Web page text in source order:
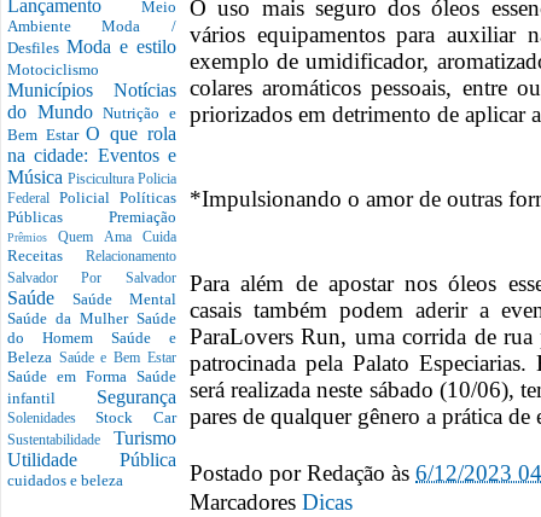
Lançamento Meio
AmbienteModa /
Desfiles Moda e estilo
Motociclismo
Municípios Notícias
do MundoNutrição e
Bem EstarO que rola
na cidade: Eventos e
Música Piscicultura Policia
Federal Policial Políticas
Públicas Premiação
PrêmiosQuem Ama Cuida
Receitas Relacionamento
Salvador Por Salvador
Saúde Saúde Mental
Saúde da Mulher Saúde
do Homem Saúde e
Beleza Saúde e Bem Estar
Saúde em Forma Saúde
infantil Segurança
SolenidadesStock Car
Sustentabilidade Turismo
Utilidade Pública
cuidados e beleza
O uso mais seguro dos óleos
vários equipamentos para auxiliar
exemplo de umidificador,
colares aromáticos pessoais, entre
priorizados em detrimento de aplicar
*Impulsionando o amor de outras
Para além de apostar nos óleos
casais também podem aderir a
ParaLovers Run, uma corrida de
patrocinada pela Palato
será realizada neste sábado (10/06),
pares de qualquer gênero a prática
Postado porRedação às 6/12/2023
Marcadores Dicas